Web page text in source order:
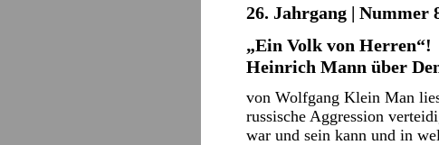
26. Jahrgang | Nummer
„Ein Volk von Herren“!
Heinrich Mann über
von Wolfgang Klein Man
russische Aggression
war und sein kann und in